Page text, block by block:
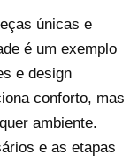
únicas e
é um exemplo
e design
conforto, mas
ambiente.
e as etapas